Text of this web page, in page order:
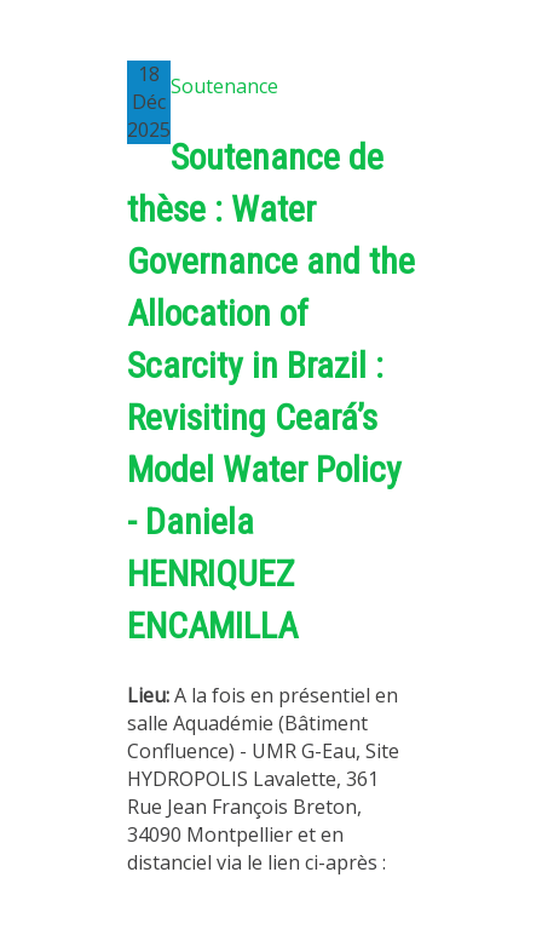
18
Déc
2025
Soutenance
Soutenance de
thèse : Water
Governance and the
Allocation of
Scarcity in Brazil :
Revisiting Ceará’s
Model Water Policy
- Daniela
HENRIQUEZ
ENCAMILLA
Lieu:A la fois en présentiel en
salle Aquadémie (Bâtiment
Confluence) - UMR G-Eau, Site
HYDROPOLIS Lavalette, 361
Rue Jean François Breton,
34090 Montpellier et en
distanciel via le lien ci-après :